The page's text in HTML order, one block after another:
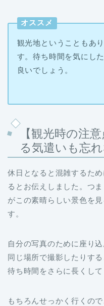
オススメ
観光地ということもあ
す。待ち時間を気にし
良いでしょう。
【観光時の注
る気遣いも忘れ
休日となると混雑するた
るとお伝えしました。つ
がこの素晴らしい景色を
す。
自分の写真のために座り
同じ場所で撮影したりす
待ち時間をさらに長くして
もちろんせっかく行くの